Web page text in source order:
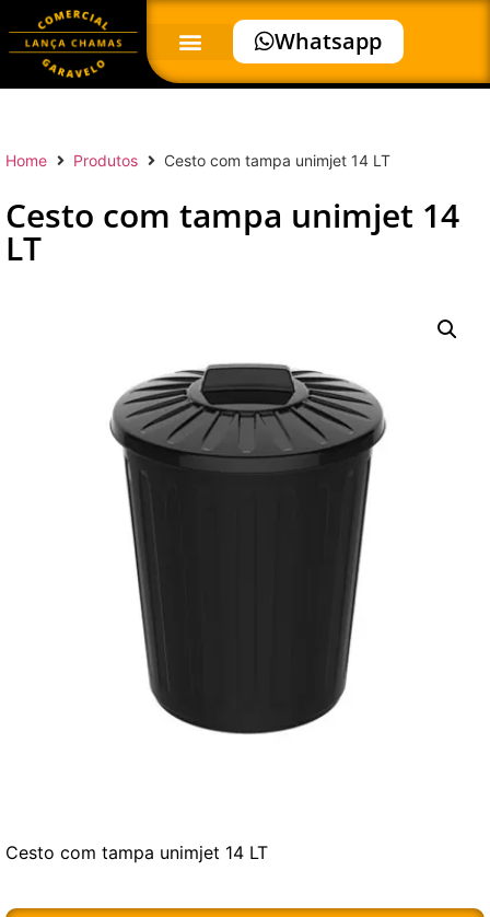
Whatsapp
Home Produtos Cesto com tampa unimjet 14 LT
Cesto com tampa unimjet 14
LT
Cesto com tampa unimjet 14 LT